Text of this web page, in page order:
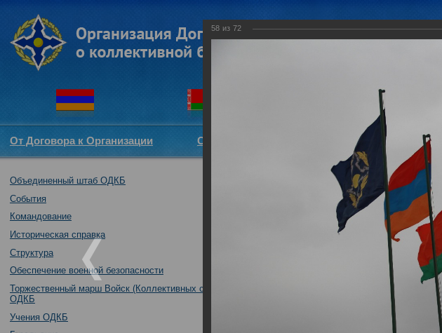
От Договора к Организации Структура ОДКБ Документы
Объединенный штаб ОДКБ
События
Командование
Историческая справка
Структура
Обеспечение военной безопасности
Торжественный марш Войск (Коллективных сил)
ОДКБ
Учения ОДКБ
Совместное учение Коллективных сил ОДКБ
58 из 72